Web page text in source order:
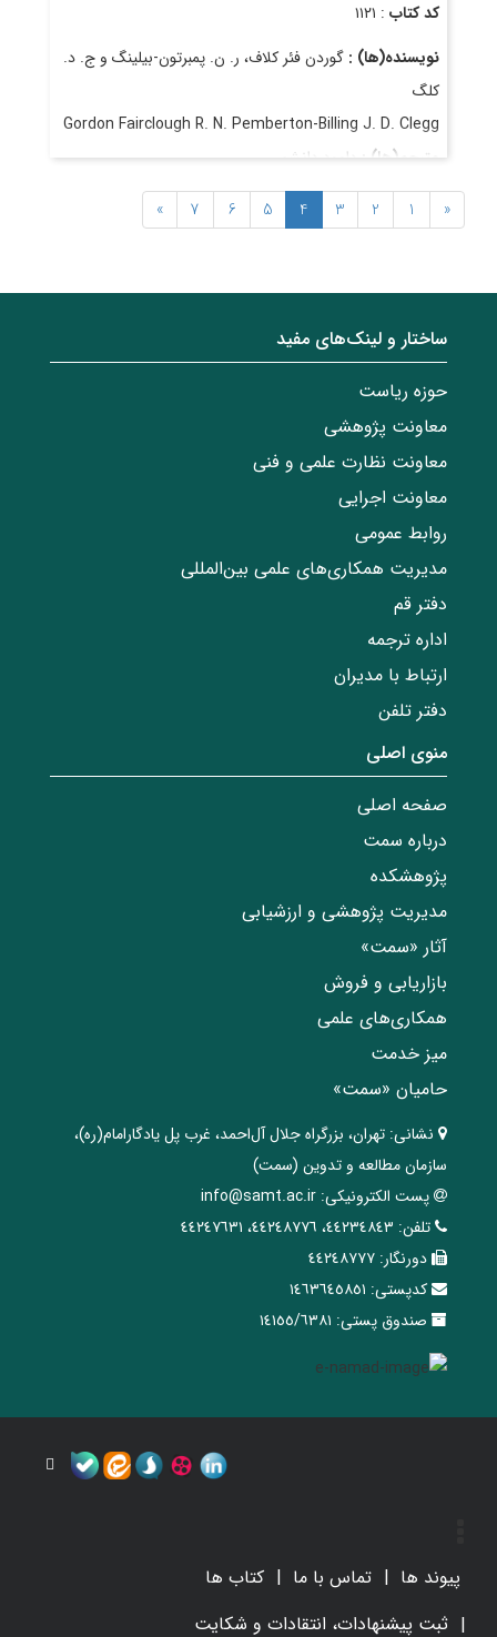
کد کتاب : ۱۱۲۱
نویسنده(ها) : گوردن فئر کلاف، ر. ن. پمبرتون-بیلینگ و ج. د.
کلگ
Gordon Fairclough R. N. Pemberton-Billing J. D. Clegg
مترجم(ها) :داوود دانشور
Davood Daneshvar
قیمت: ۴۰٬۰۰۰ ریال
«
1
2
3
4
5
6
7
»
ساختار‌‌ و‌‌ لینک‌های مفید
حوزه ریاست
معاونت پژوهشی
معاونت نظارت علمی و فنی
معاونت اجرایی
روابط عمومی
مدیریت همکاری‌های علمی بین‌المللی
دفتر قم
اداره ترجمه
ارتباط با مدیران
دفتر تلفن
منوی اصلی
صفحه اصلی
درباره سمت
پژوهشکده
مدیریت پژوهشی و ارزشیابی
آثار «سمت»
بازاریابی و فروش
همکاری‌های علمی
میز خدمت
حامیان «سمت»
نشانی: تهران، ‌بزرگراه ‌جلال آل‌احمد، غرب پل يادگار‌امام(ره)‌،
سازمان مطالعه و تدوین‌ (سمت)
پست الکترونیکی: info@samt.ac.ir
تلفن: ٤٤٢٣٤٨٤٣، ٤٤٢٤٨٧٧٦، ٤٤٢٤٧٦٣١
دورنگار: ٤٤٢٤٨٧٧٧
کدپستی: ١٤٦٣٦٤٥٨٥١
صندوق پستی: ١٤١٥٥/٦٣٨١
پیوند ها تماس با ما
کتاب ها
ثبت پیشنهادات، انتقادات و شکایت